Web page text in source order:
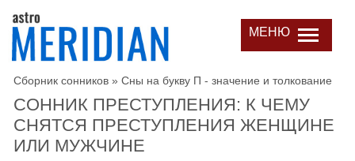
МЕНЮ
Сборник сонников » Сны на букву П - значение и толкование
СОННИК ПРЕСТУПЛЕНИЯ: К ЧЕМУ
СНЯТСЯ ПРЕСТУПЛЕНИЯ ЖЕНЩИНЕ
ИЛИ МУЖЧИНЕ